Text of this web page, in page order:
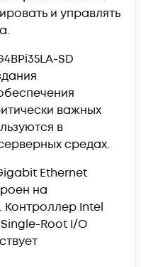
и управлять
SD
важных
в
средах.
Ethernet
на
. Контроллер Intel
Root I/O